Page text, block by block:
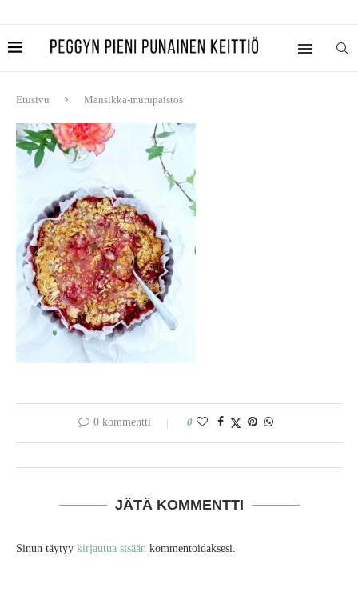
Etusivu Mansikka-murupaistos
0 kommentti 0
JÄTÄ KOMMENTTI
Sinun täytyy kirjautua sisään kommentoidaksesi.